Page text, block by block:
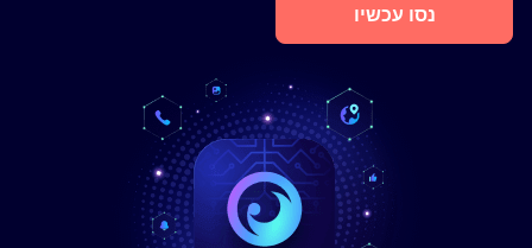
נסו עכשיו